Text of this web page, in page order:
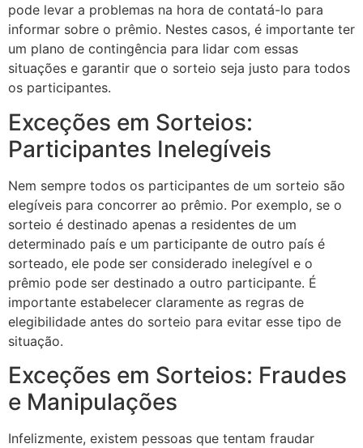
pode levar a problemas na hora de contatá-lo para
informar sobre o prêmio. Nestes casos, é importante ter
um plano de contingência para lidar com essas
situações e garantir que o sorteio seja justo para todos
os participantes.
Exceções em Sorteios:
Participantes Inelegíveis
Nem sempre todos os participantes de um sorteio são
elegíveis para concorrer ao prêmio. Por exemplo, se o
sorteio é destinado apenas a residentes de um
determinado país e um participante de outro país é
sorteado, ele pode ser considerado inelegível e o
prêmio pode ser destinado a outro participante. É
importante estabelecer claramente as regras de
elegibilidade antes do sorteio para evitar esse tipo de
situação.
Exceções em Sorteios: Fraudes
e Manipulações
Infelizmente, existem pessoas que tentam fraudar